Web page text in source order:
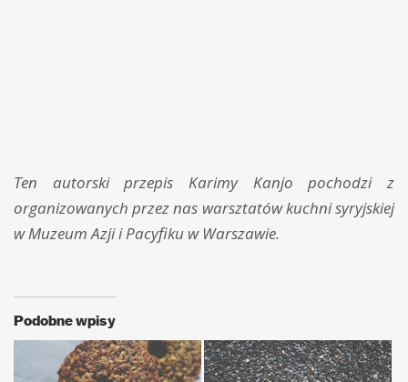
Ten autorski przepis Karimy Kanjo pochodzi z
organizowanych przez nas warsztatów kuchni syryjskiej
w Muzeum Azji i Pacyfiku w Warszawie.
Podobne wpisy